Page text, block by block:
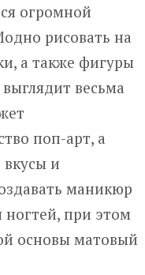
огромной
рисовать на
а также фигуры
весьма
поп-арт, а
и
маникюр
при этом
основы матовый